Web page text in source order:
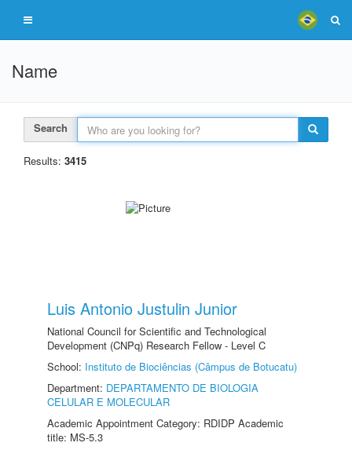
Name
Search
Results: 3415
Luis Antonio Justulin Junior
National Council for Scientific and Technological
Development (CNPq) Research Fellow - Level C
School: Instituto de Biociências (Câmpus de Botucatu)
Department: DEPARTAMENTO DE BIOLOGIA
CELULAR E MOLECULAR
Academic Appointment Category: RDIDP Academic
title: MS-5.3